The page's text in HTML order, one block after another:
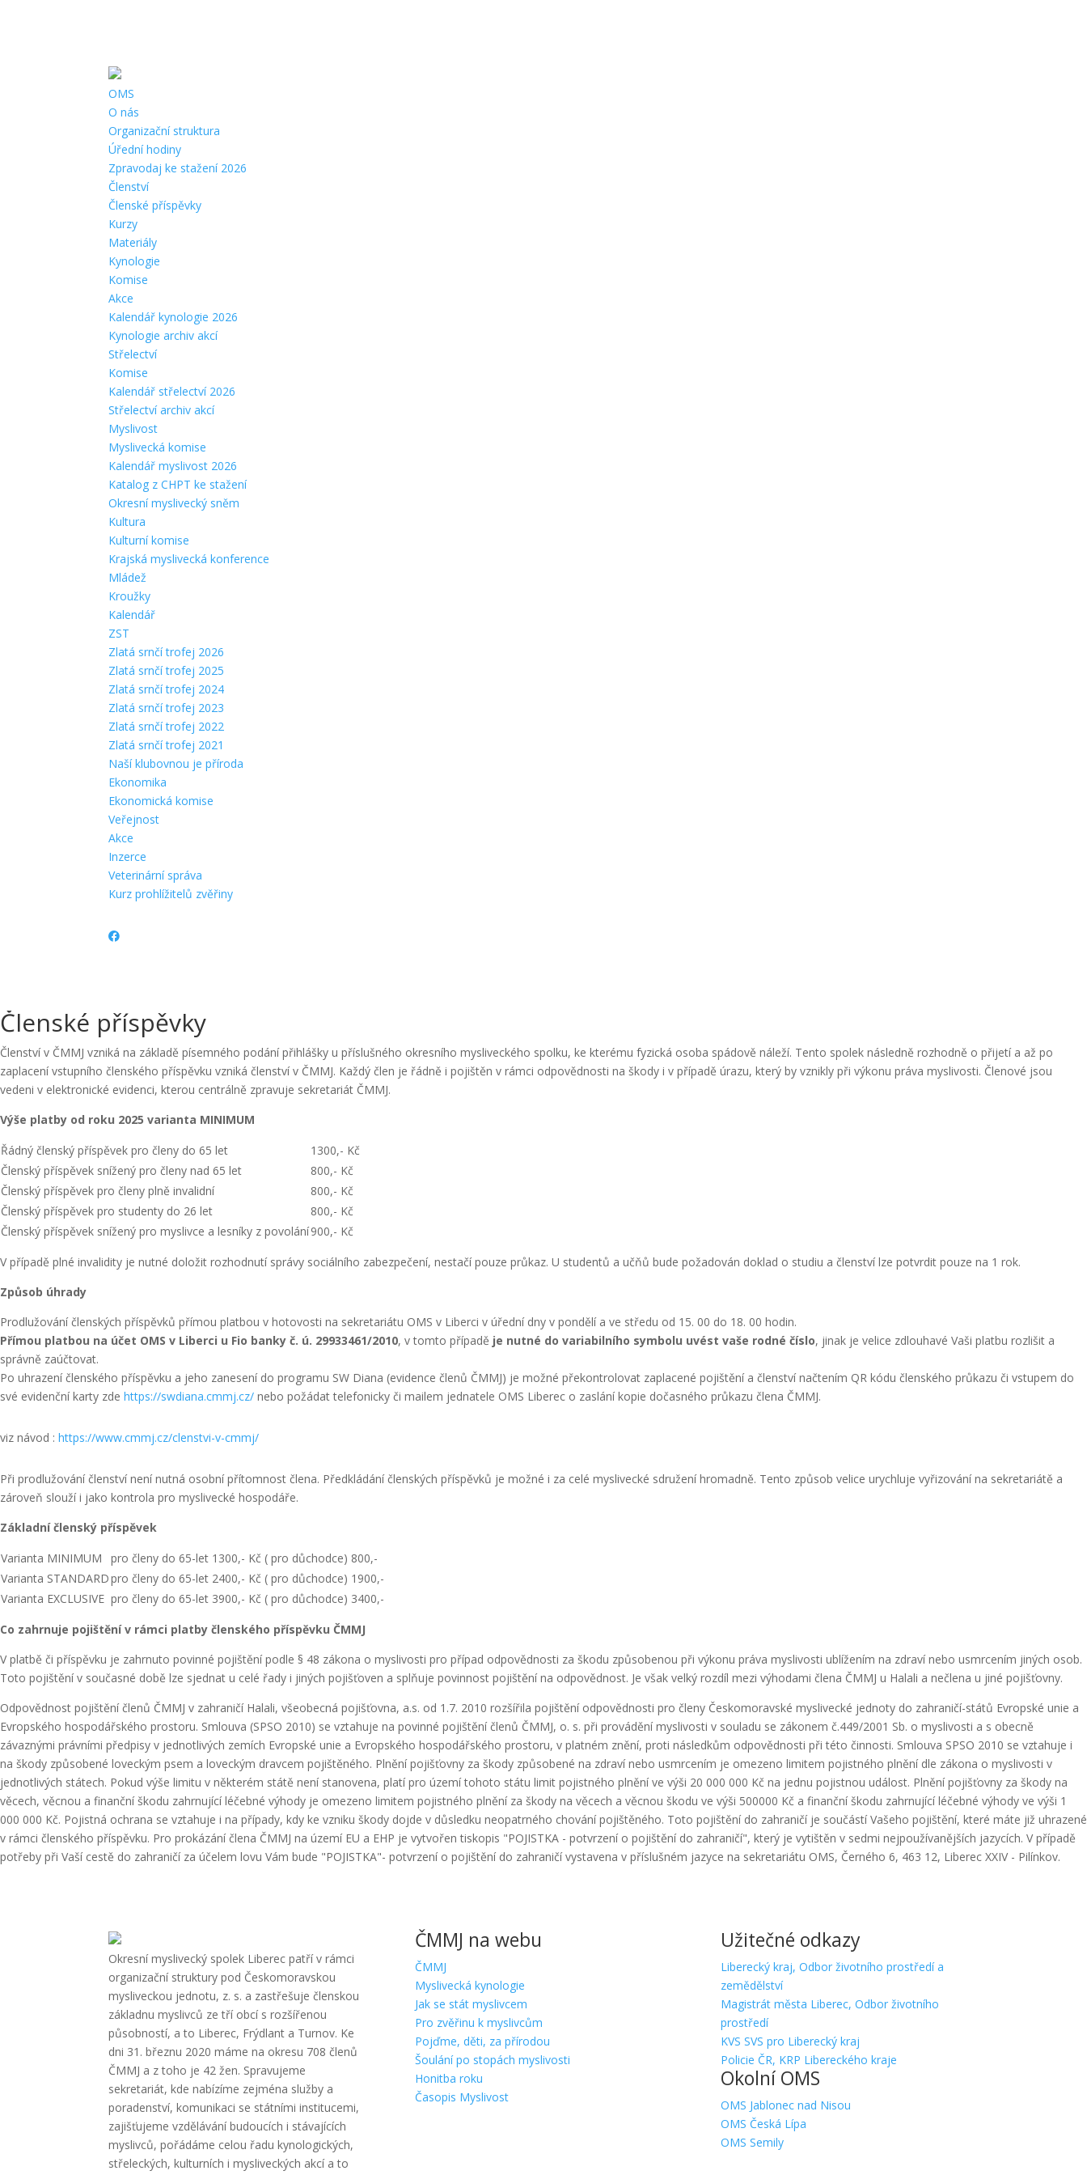
OMS
O nás
Organizační struktura
Úřední hodiny
Zpravodaj ke stažení 2026
Členství
Členské příspěvky
Kurzy
Materiály
Kynologie
Komise
Akce
Kalendář kynologie 2026
Kynologie archiv akcí
Střelectví
Komise
Kalendář střelectví 2026
Střelectví archiv akcí
Myslivost
Myslivecká komise
Kalendář myslivost 2026
Katalog z CHPT ke stažení
Okresní myslivecký sněm
Kultura
Kulturní komise
Krajská myslivecká konference
Mládež
Kroužky
Kalendář
ZST
Zlatá srnčí trofej 2026
Zlatá srnčí trofej 2025
Zlatá srnčí trofej 2024
Zlatá srnčí trofej 2023
Zlatá srnčí trofej 2022
Zlatá srnčí trofej 2021
Naší klubovnou je příroda
Ekonomika
Ekonomická komise
Veřejnost
Akce
Inzerce
Veterinární správa
Kurz prohlížitelů zvěřiny
Členské příspěvky
Členství v ČMMJ vzniká na základě písemného podání přihlášky u příslušného okresního mysliveckého spolku, ke kterému fyzická osoba spádově náleží. Tento spolek následně rozhodně o přijetí a až po
zaplacení vstupního členského příspěvku vzniká členství v ČMMJ. Každý člen je řádně i pojištěn v rámci odpovědnosti na škody i v případě úrazu, který by vznikly při výkonu práva myslivosti. Členové jsou
vedeni v elektronické evidenci, kterou centrálně zpravuje sekretariát ČMMJ.
Výše platby od roku 2025 varianta MINIMUM
Řádný členský příspěvek pro členy do 65 let
1300,- Kč
Členský příspěvek snížený pro členy nad 65 let
800,- Kč
Členský příspěvek pro členy plně invalidní
800,- Kč
Členský příspěvek pro studenty do 26 let
800,- Kč
Členský příspěvek snížený pro myslivce a lesníky z povolání900,- Kč
V případě plné invalidity je nutné doložit rozhodnutí správy sociálního zabezpečení, nestačí pouze průkaz. U studentů a učňů bude požadován doklad o studiu a členství lze potvrdit pouze na 1 rok.
Způsob úhrady
Prodlužování členských příspěvků přímou platbou v hotovosti na sekretariátu OMS v Liberci v úřední dny v pondělí a ve středu od 15. 00 do 18. 00 hodin.
Přímou platbou na účet OMS v Liberci u Fio banky č. ú. 29933461/2010, v tomto případě je nutné do variabilního symbolu uvést vaše rodné číslo, jinak je velice zdlouhavé Vaši platbu rozlišit a
správně zaúčtovat.
Po uhrazení členského příspěvku a jeho zanesení do programu SW Diana (evidence členů ČMMJ) je možné překontrolovat zaplacené pojištění a členství načtením QR kódu členského průkazu či vstupem do
své evidenční karty zde https://swdiana.cmmj.cz/ nebo požádat telefonicky či mailem jednatele OMS Liberec o zaslání kopie dočasného průkazu člena ČMMJ.
viz návod : https://www.cmmj.cz/clenstvi-v-cmmj/
Při prodlužování členství není nutná osobní přítomnost člena. Předkládání členských příspěvků je možné i za celé myslivecké sdružení hromadně. Tento způsob velice urychluje vyřizování na sekretariátě a
zároveň slouží i jako kontrola pro myslivecké hospodáře.
Základní členský příspěvek
Varianta MINIMUM
pro členy do 65-let 1300,- Kč ( pro důchodce) 800,-
Varianta STANDARDpro členy do 65-let 2400,- Kč ( pro důchodce) 1900,-
Varianta EXCLUSIVE pro členy do 65-let 3900,- Kč ( pro důchodce) 3400,-
Co zahrnuje pojištění v rámci platby členského příspěvku ČMMJ
V platbě či příspěvku je zahrnuto povinné pojištění podle § 48 zákona o myslivosti pro případ odpovědnosti za škodu způsobenou při výkonu práva myslivosti ublížením na zdraví nebo usmrcením jiných osob.
Toto pojištění v současné době lze sjednat u celé řady i jiných pojišťoven a splňuje povinnost pojištění na odpovědnost. Je však velký rozdíl mezi výhodami člena ČMMJ u Halali a nečlena u jiné pojišťovny.
Odpovědnost pojištění členů ČMMJ v zahraničí Halali, všeobecná pojišťovna, a.s. od 1.7. 2010 rozšířila pojištění odpovědnosti pro členy Českomoravské myslivecké jednoty do zahraničí-států Evropské unie a
Evropského hospodářského prostoru. Smlouva (SPSO 2010) se vztahuje na povinné pojištění členů ČMMJ, o. s. při provádění myslivosti v souladu se zákonem č.449/2001 Sb. o myslivosti a s obecně
závaznými právními předpisy v jednotlivých zemích Evropské unie a Evropského hospodářského prostoru, v platném znění, proti následkům odpovědnosti při této činnosti. Smlouva SPSO 2010 se vztahuje i
na škody způsobené loveckým psem a loveckým dravcem pojištěného. Plnění pojišťovny za škody způsobené na zdraví nebo usmrcením je omezeno limitem pojistného plnění dle zákona o myslivosti v
jednotlivých státech. Pokud výše limitu v některém státě není stanovena, platí pro území tohoto státu limit pojistného plnění ve výši 20 000 000 Kč na jednu pojistnou událost. Plnění pojišťovny za škody na
věcech, věcnou a finanční škodu zahrnující léčebné výhody je omezeno limitem pojistného plnění za škody na věcech a věcnou škodu ve výši 500000 Kč a finanční škodu zahrnující léčebné výhody ve výši 1
000 000 Kč. Pojistná ochrana se vztahuje i na případy, kdy ke vzniku škody dojde v důsledku neopatrného chování pojištěného. Toto pojištění do zahraničí je součástí Vašeho pojištění, které máte již uhrazené
v rámci členského příspěvku. Pro prokázání člena ČMMJ na území EU a EHP je vytvořen tiskopis "POJISTKA - potvrzení o pojištění do zahraničí", který je vytištěn v sedmi nejpoužívanějších jazycích. V případě
potřeby při Vaší cestě do zahraničí za účelem lovu Vám bude "POJISTKA"- potvrzení o pojištění do zahraničí vystavena v příslušném jazyce na sekretariátu OMS, Černého 6, 463 12, Liberec XXIV - Pilínkov.
Okresní myslivecký spolek Liberec patří v rámci
organizační struktury pod Českomoravskou
mysliveckou jednotu, z. s. a zastřešuje členskou
základnu myslivců ze tří obcí s rozšířenou
působností, a to Liberec, Frýdlant a Turnov. Ke
dni 31. březnu 2020 máme na okresu 708 členů
ČMMJ a z toho je 42 žen. Spravujeme
sekretariát, kde nabízíme zejména služby a
poradenství, komunikaci se státními institucemi,
zajišťujeme vzdělávání budoucích i stávajících
myslivců, pořádáme celou řadu kynologických,
střeleckých, kulturních i mysliveckých akcí a to
ČMMJ na webu
ČMMJ
Myslivecká kynologie
Jak se stát myslivcem
Pro zvěřinu k myslivcům
Pojďme, děti, za přírodou
Šoulání po stopách myslivosti
Honitba roku
Časopis Myslivost
Užitečné odkazy
Liberecký kraj, Odbor životního prostředí a
zemědělství
Magistrát města Liberec, Odbor životního
prostředí
KVS SVS pro Liberecký kraj
Policie ČR, KRP Libereckého kraje
Okolní OMS
OMS Jablonec nad Nisou
OMS Česká Lípa
OMS Semily